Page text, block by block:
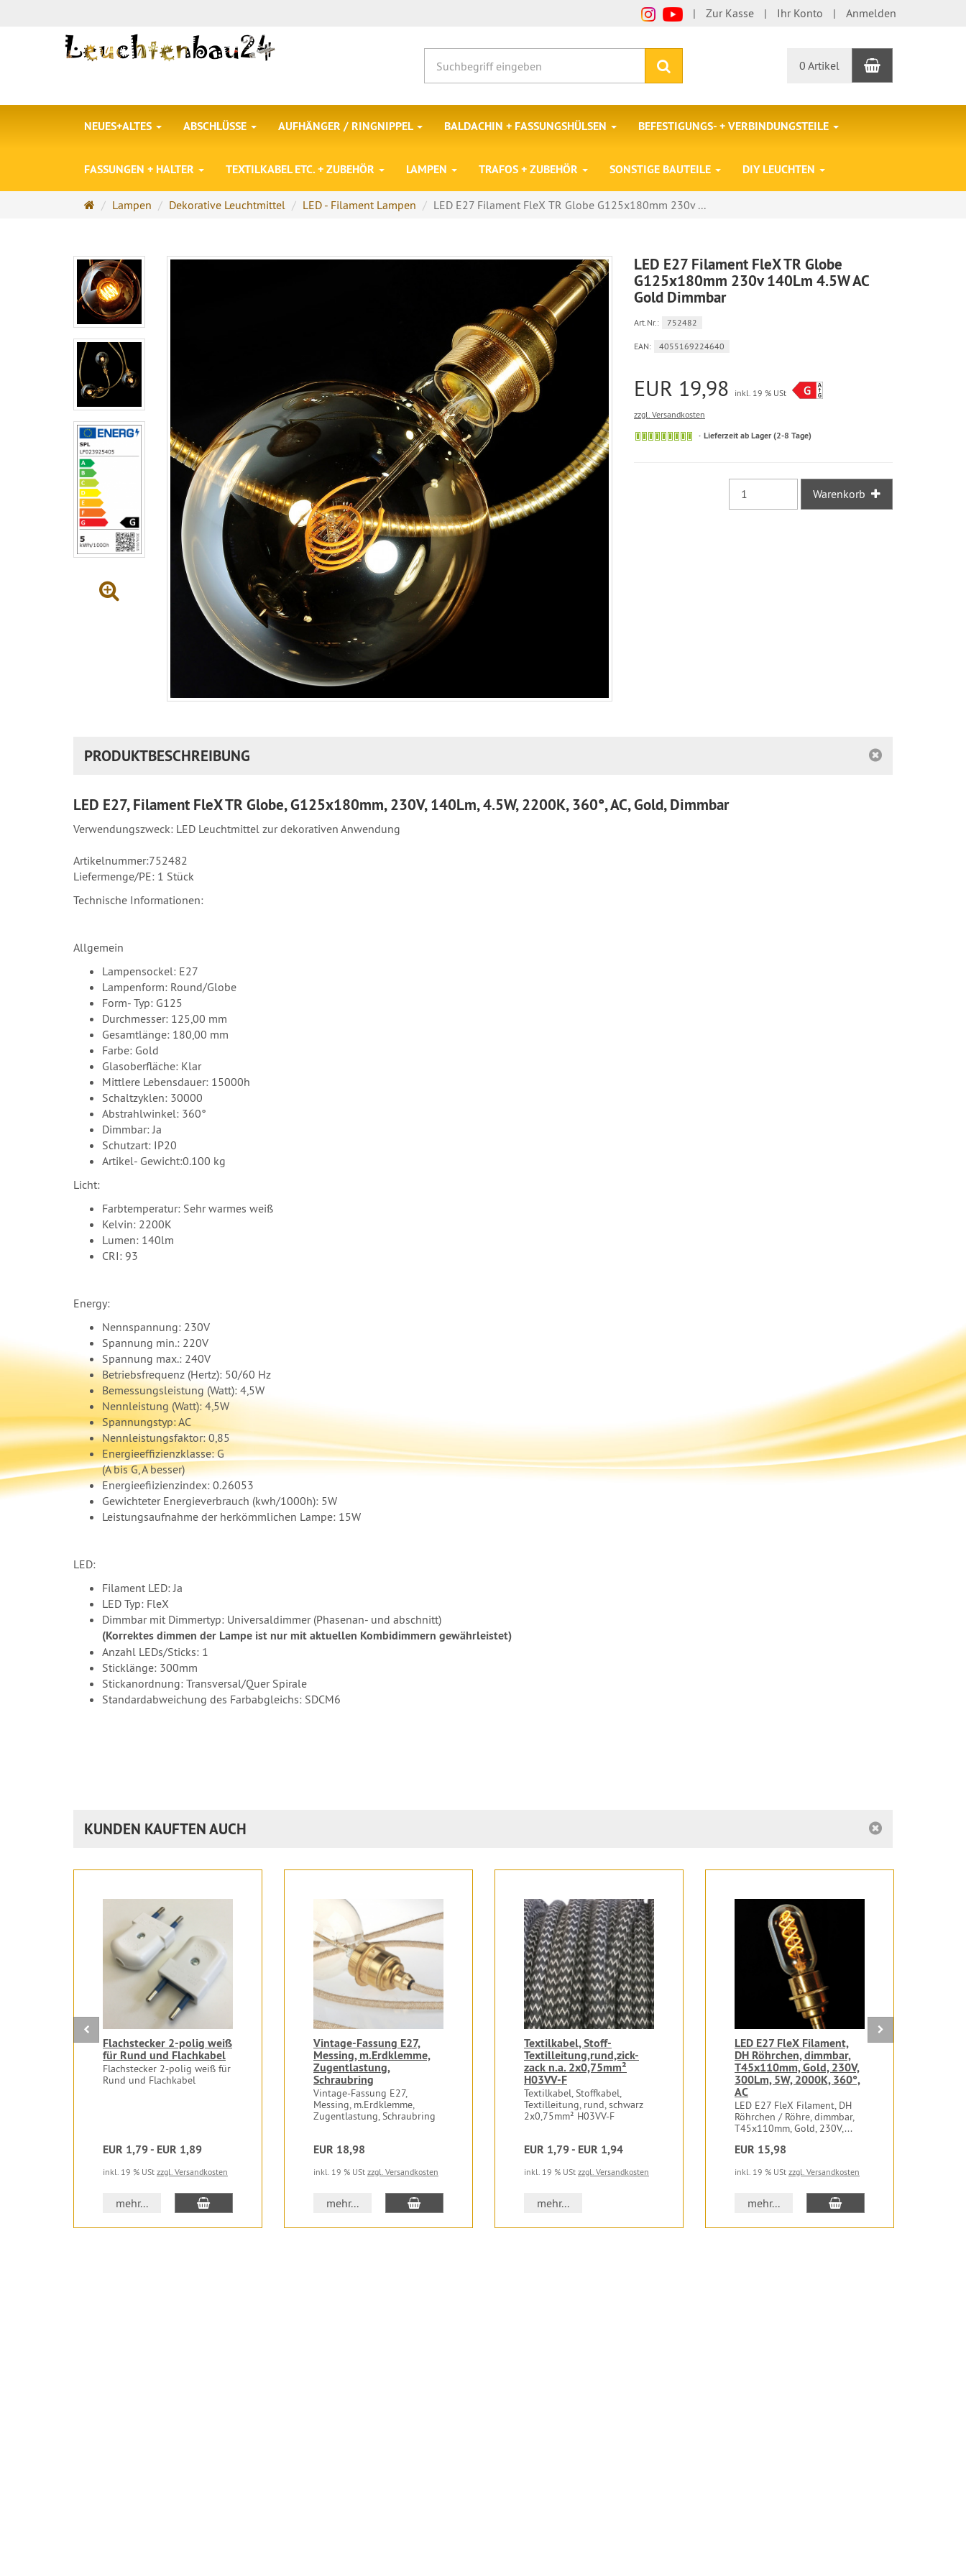
Zur Kasse Ihr Konto Anmelden
0 Artikel Warenkorb
NEUES+ALTES ABSCHLÜSSE AUFHÄNGER / RINGNIPPEL BALDACHIN + FASSUNGSHÜLSEN BEFESTIGUNGS- + VERBINDUNGSTEILE
FASSUNGEN + HALTER TEXTILKABEL ETC. + ZUBEHÖR LAMPEN TRAFOS + ZUBEHÖR SONSTIGE BAUTEILE DIY LEUCHTEN
Startseite
Lampen Dekorative Leuchtmittel LED - Filament Lampen LED E27 Filament FleX TR Globe G125x180mm 230v ...
LED E27 Filament FleX TR Globe
G125x180mm 230v 140Lm 4.5W AC
Gold Dimmbar
Art.Nr.: 752482
EAN: 4055169224640
EUR 19,98
inkl. 19 % USt
zzgl. Versandkosten
Sofort
Lieferzeit ab Lager (2-8 Tage)
Warenkorb
PRODUKTBESCHREIBUNG
LED E27, Filament FleX TR Globe, G125x180mm, 230V, 140Lm, 4.5W, 2200K, 360°, AC, Gold, Dimmbar
Verwendungszweck: LED Leuchtmittel zur dekorativen Anwendung
Artikelnummer:752482
Liefermenge/PE: 1 Stück
Technische Informationen:
Allgemein
Lampensockel: E27
Lampenform: Round/Globe
Form- Typ: G125
Durchmesser: 125,00 mm
Gesamtlänge: 180,00 mm
Farbe: Gold
Glasoberfläche: Klar
Mittlere Lebensdauer: 15000h
Schaltzyklen: 30000
Abstrahlwinkel: 360°
Dimmbar: Ja
Schutzart: IP20
Artikel- Gewicht:0.100 kg
Licht:
Farbtemperatur: Sehr warmes weiß
Kelvin: 2200K
Lumen: 140lm
CRI: 93
Energy:
Nennspannung: 230V
Spannung min.: 220V
Spannung max.: 240V
Betriebsfrequenz (Hertz): 50/60 Hz
Bemessungsleistung (Watt): 4,5W
Nennleistung (Watt): 4,5W
Spannungstyp: AC
Nennleistungsfaktor: 0,85
Energieeffizienzklasse: G
(A bis G, A besser)
Energieefiizienzindex: 0.26053
Gewichteter Energieverbrauch (kwh/1000h): 5W
Leistungsaufnahme der herkömmlichen Lampe: 15W
LED:
Filament LED: Ja
LED Typ: FleX
Dimmbar mit Dimmertyp: Universaldimmer (Phasenan- und abschnitt)
(Korrektes dimmen der Lampe ist nur mit aktuellen Kombidimmern gewährleistet)
Anzahl LEDs/Sticks: 1
Sticklänge: 300mm
Stickanordnung: Transversal/Quer Spirale
Standardabweichung des Farbabgleichs: SDCM6
KUNDEN KAUFTEN AUCH
Flachstecker 2-polig weiß
für Rund und Flachkabel
Flachstecker 2-polig weiß für
Rund und Flachkabel
EUR 1,79 - EUR 1,89
inkl. 19 % USt zzgl. Versandkosten
mehr... In den Warenkorb
Vintage-Fassung E27,
Messing, m.Erdklemme,
Zugentlastung,
Schraubring
Vintage-Fassung E27,
Messing, m.Erdklemme,
Zugentlastung, Schraubring
EUR 18,98
inkl. 19 % USt zzgl. Versandkosten
mehr... In den Warenkorb
Textilkabel, Stoff-
Textilleitung,rund,zick-
zack n.a. 2x0,75mm²
H03VV-F
Textilkabel, Stoffkabel,
Textilleitung, rund, schwarz
2x0,75mm² H03VV-F
EUR 1,79 - EUR 1,94
inkl. 19 % USt zzgl. Versandkosten
mehr...
LED E27 FleX Filament,
DH Röhrchen, dimmbar,
T45x110mm, Gold, 230V,
300Lm, 5W, 2000K, 360°,
AC
LED E27 FleX Filament, DH
Röhrchen / Röhre, dimmbar,
T45x110mm, Gold, 230V,...
EUR 15,98
inkl. 19 % USt zzgl. Versandkosten
mehr... In den Warenkorb